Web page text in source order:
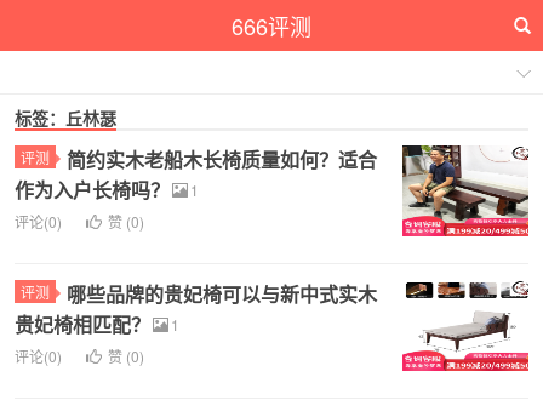
666评测
标签：丘林瑟
评测
简约实木老船木长椅质量如何？适合
作为入户长椅吗？
1
评论(0)
赞 (0)
评测
哪些品牌的贵妃椅可以与新中式实木
贵妃椅相匹配？
1
评论(0)
赞 (0)